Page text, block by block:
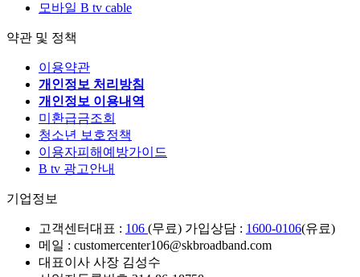
모바일 B tv cable
약관 및 정책
이용약관
개인정보 처리방침
개인정보 이용내역
미환급금조회
청소년 보호정책
이용자피해예방가이드
B tv 광고안내
기업정보
고객센터대표 : 106 (무료) 가입상담 : 1600-0106(유료)
메일 : customercenter106@skbroadband.com
대표이사 사장 김성수